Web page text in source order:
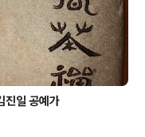
진일 공예가